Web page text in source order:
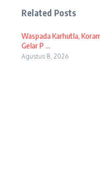
Related Posts
Waspada Karhutla,
Gelar P ...
Agustus 8, 2026